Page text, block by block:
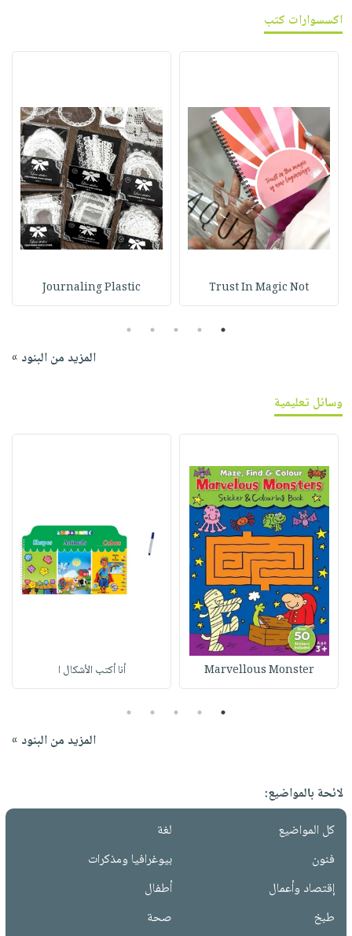
اكسسوارات كتب
Trust In Magic Not
Journaling Plastic
1
2
3
4
5
المزيد من البنود »
وسائل تعليمية
Marvellous Monster أنا أكتب الأشكال ا
1
2
3
4
5
المزيد من البنود »
لائحة بالمواضيع:
كل المواضيع
لغة
فنون
بيوغرافيا ومذكرات
إقتصاد وأعمال
أطفال
طبخ
صحة